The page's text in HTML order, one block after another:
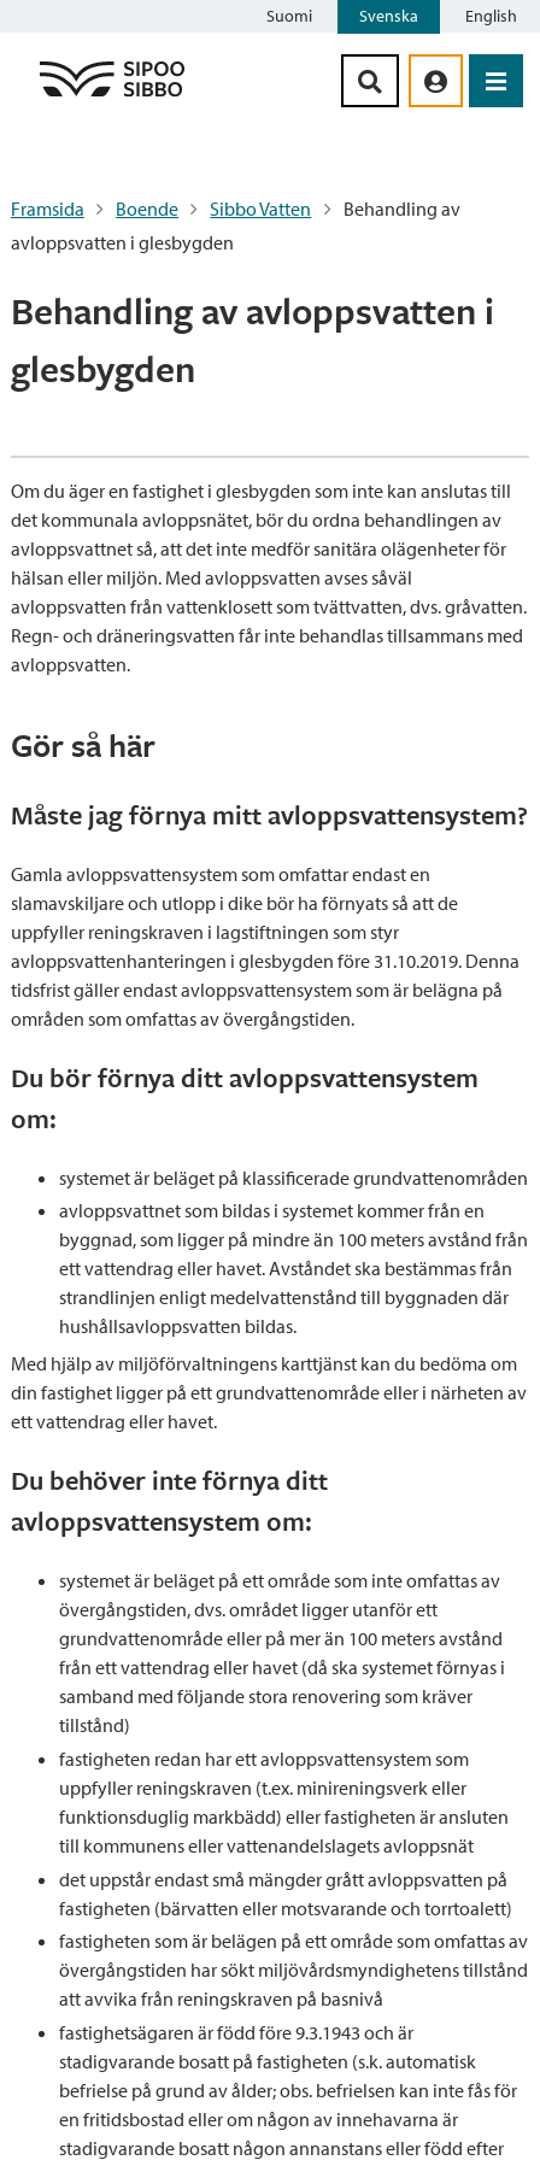
Suomi Svenska English
Framsida Boende Sibbo Vatten
Behandling av
avloppsvatten i glesbygden
Behandling av avloppsvatten i
glesbygden
Om du äger en fastighet i glesbygden som inte kan anslutas till
det kommunala avloppsnätet, bör du ordna behandlingen av
avloppsvattnet så, att det inte medför sanitära olägenheter för
hälsan eller miljön. Med avloppsvatten avses såväl
avloppsvatten från vattenklosett som tvättvatten, dvs. gråvatten.
Regn- och dräneringsvatten får inte behandlas tillsammans med
avloppsvatten.
Gör så här
Måste jag förnya mitt avloppsvattensystem?
Gamla avloppsvattensystem som omfattar endast en
slamavskiljare och utlopp i dike bör ha förnyats så att de
uppfyller reningskraven i lagstiftningen som styr
avloppsvattenhanteringen i glesbygden före 31.10.2019. Denna
tidsfrist gäller endast avloppsvattensystem som är belägna på
områden som omfattas av övergångstiden.
Du bör förnya ditt avloppsvattensystem
om:
systemet är beläget på klassificerade grundvattenområden
avloppsvattnet som bildas i systemet kommer från en
byggnad, som ligger på mindre än 100 meters avstånd från
ett vattendrag eller havet. Avståndet ska bestämmas från
strandlinjen enligt medelvattenstånd till byggnaden där
hushållsavloppsvatten bildas.
Med hjälp av miljöförvaltningens karttjänst kan du bedöma om
din fastighet ligger på ett grundvattenområde eller i närheten av
ett vattendrag eller havet.
Du behöver inte förnya ditt
avloppsvattensystem om:
systemet är beläget på ett område som inte omfattas av
övergångstiden, dvs. området ligger utanför ett
grundvattenområde eller på mer än 100 meters avstånd
från ett vattendrag eller havet (då ska systemet förnyas i
samband med följande stora renovering som kräver
tillstånd)
fastigheten redan har ett avloppsvattensystem som
uppfyller reningskraven (t.ex. minireningsverk eller
funktionsduglig markbädd) eller fastigheten är ansluten
till kommunens eller vattenandelslagets avloppsnät
det uppstår endast små mängder grått avloppsvatten på
fastigheten (bärvatten eller motsvarande och torrtoalett)
fastigheten som är belägen på ett område som omfattas av
övergångstiden har sökt miljövårdsmyndighetens tillstånd
att avvika från reningskraven på basnivå
fastighetsägaren är född före 9.3.1943 och är
stadigvarande bosatt på fastigheten (s.k. automatisk
befrielse på grund av ålder; obs. befrielsen kan inte fås för
en fritidsbostad eller om någon av innehavarna är
stadigvarande bosatt någon annanstans eller född efter